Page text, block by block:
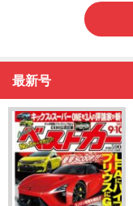
最新号